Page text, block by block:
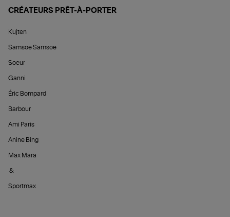
CRÉATEURS PRÊT-À-PORTER
Kujten
Samsoe Samsoe
Soeur
Ganni
Éric Bompard
Barbour
Ami Paris
Anine Bing
Max Mara
&
Sportmax